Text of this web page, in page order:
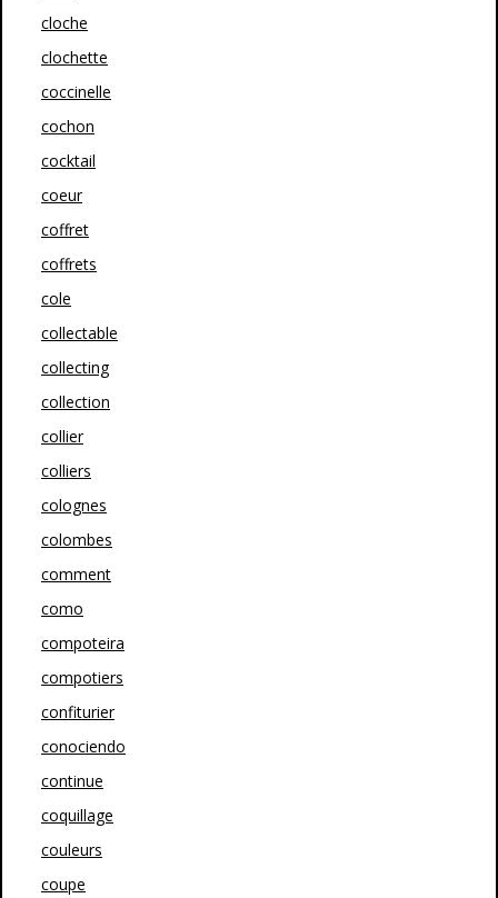
cloche
clochette
coccinelle
cochon
cocktail
coeur
coffret
coffrets
cole
collectable
collecting
collection
collier
colliers
colognes
colombes
comment
como
compoteira
compotiers
confiturier
conociendo
continue
coquillage
couleurs
coupe